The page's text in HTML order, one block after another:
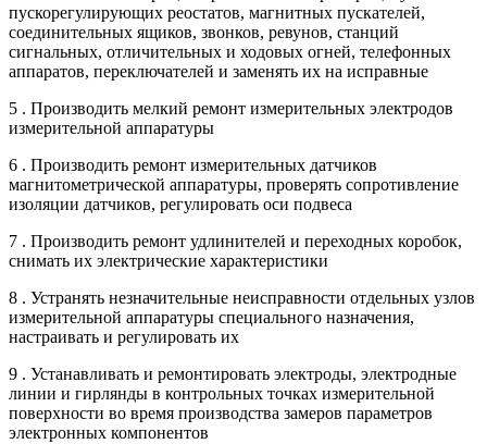
пускорегулирующих реостатов, магнитных пускателей,
соединительных ящиков, звонков, ревунов, станций
сигнальных, отличительных и ходовых огней, телефонных
аппаратов, переключателей и заменять их на исправные
5 . Производить мелкий ремонт измерительных электродов
измерительной аппаратуры
6 . Производить ремонт измерительных датчиков
магнитометрической аппаратуры, проверять сопротивление
изоляции датчиков, регулировать оси подвеса
7 . Производить ремонт удлинителей и переходных коробок,
снимать их электрические характеристики
8 . Устранять незначительные неисправности отдельных узлов
измерительной аппаратуры специального назначения,
настраивать и регулировать их
9 . Устанавливать и ремонтировать электроды, электродные
линии и гирлянды в контрольных точках измерительной
поверхности во время производства замеров параметров
электронных компонентов